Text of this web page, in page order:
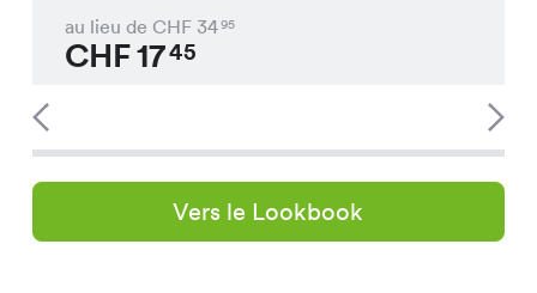
au lieu de CHF 3495
CHF1745
Vers le Lookbook